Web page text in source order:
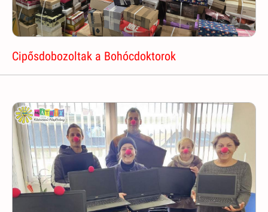
Cipősdobozoltak a Bohócdoktorok